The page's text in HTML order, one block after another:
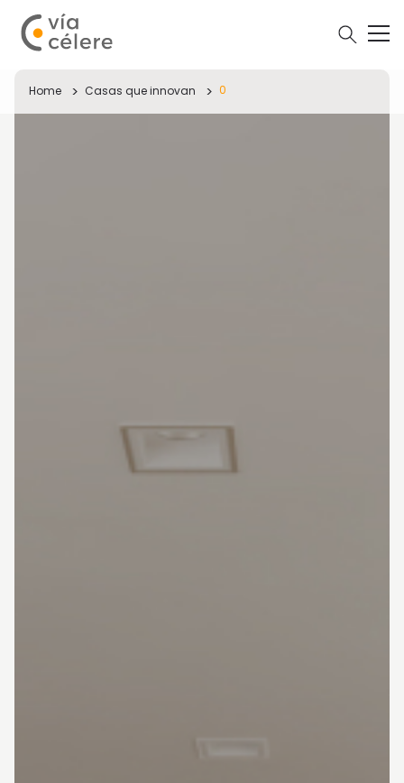
Home Casas que innovan 0